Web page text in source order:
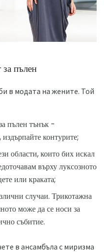
пълен
в модата на жените. Той
пълен тънък -
контурите;
области, които бих искал
върху луксозното
или краката;
случаи. Трикотажна
може да се носи за
събитие.
в ансамбъла с миризма